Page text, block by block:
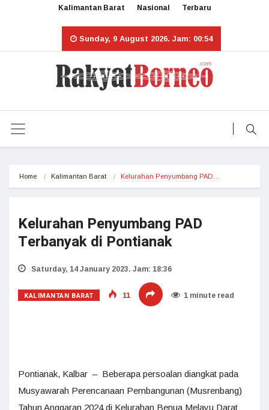
Kalimantan Barat Nasional Terbaru
Sunday, 9 August 2026. Jam: 00:54
Home Kalimantan Barat Kelurahan Penyumbang PAD…
Kelurahan Penyumbang PAD
Terbanyak di Pontianak
Saturday, 14 January 2023. Jam: 18:36
KALIMANTAN BARAT 11 1 minute read
Pontianak, Kalbar – Beberapa persoalan diangkat pada
Musyawarah Perencanaan Pembangunan (Musrenbang)
Tahun Anggaran 2024 di Kelurahan Benua Melayu Darat